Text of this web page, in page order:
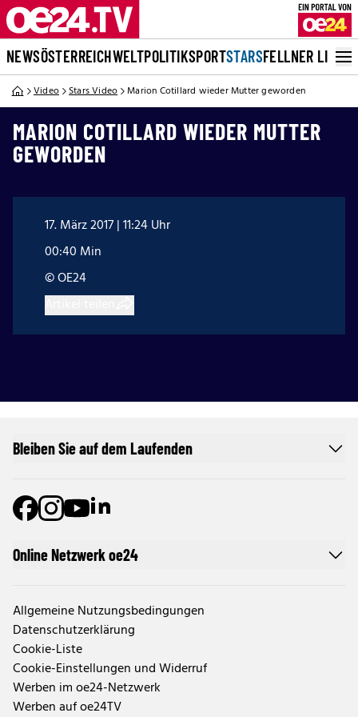
NEWSÖSTERREICHWELTPOLITIKSPORTSTARSFELLNER LIVE
Video Stars Video Marion Cotillard wieder Mutter geworden
MARION COTILLARD WIEDER MUTTER
GEWORDEN
17. März 2017 | 11:24 Uhr
00:40 Min
© OE24
Online Netzwerk oe24
Allgemeine Nutzungsbedingungen
Datenschutzerklärung
Cookie-Liste
Cookie-Einstellungen und Widerruf
Werben im oe24-Netzwerk
Werben auf oe24TV
Bleiben Sie auf dem Laufenden